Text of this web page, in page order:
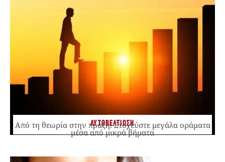
ΑΥΤΟΒΕΛΤΙΩΣΗ
Από τη θεωρία στην πράξη: Στοχεύστε μεγάλα οράματα
μέσα από μικρά βήματα